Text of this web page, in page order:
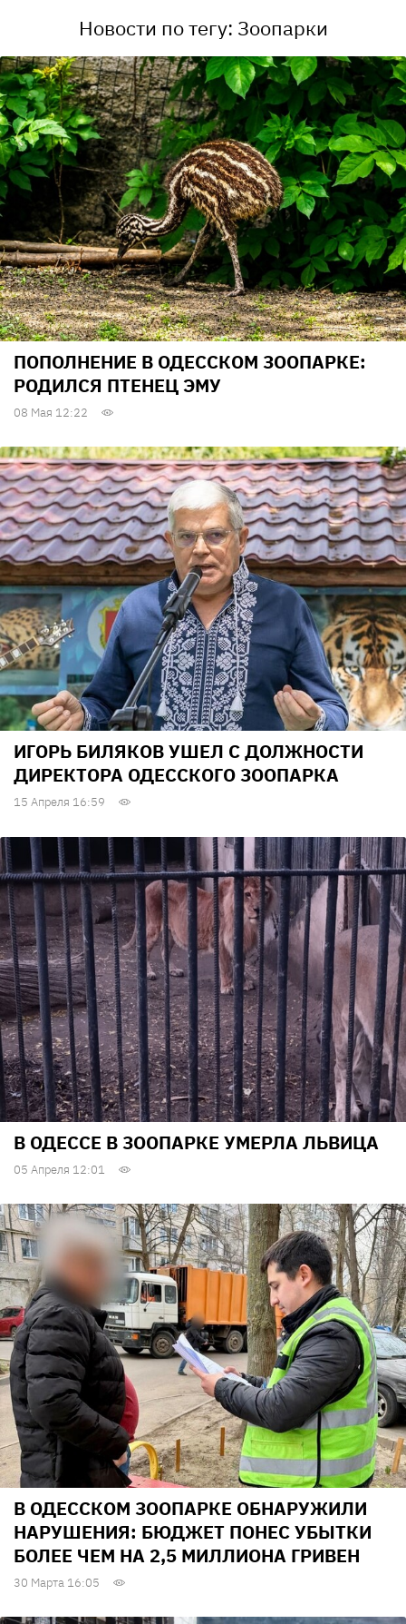
Новости по тегу: Зоопарки
ПОПОЛНЕНИЕ В ОДЕССКОМ ЗООПАРКЕ:
РОДИЛСЯ ПТЕНЕЦ ЭМУ
08 Мая 12:22
ИГОРЬ БИЛЯКОВ УШЕЛ С ДОЛЖНОСТИ
ДИРЕКТОРА ОДЕССКОГО ЗООПАРКА
15 Апреля 16:59
В ОДЕССЕ В ЗООПАРКЕ УМЕРЛА ЛЬВИЦА
05 Апреля 12:01
В ОДЕССКОМ ЗООПАРКЕ ОБНАРУЖИЛИ
НАРУШЕНИЯ: БЮДЖЕТ ПОНЕС УБЫТКИ
БОЛЕЕ ЧЕМ НА 2,5 МИЛЛИОНА ГРИВЕН
30 Марта 16:05